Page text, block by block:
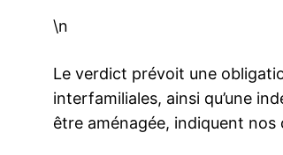
\n
Le verdict prévoit une
interfamiliales, ainsi qu’une
être aménagée, indiquent nos